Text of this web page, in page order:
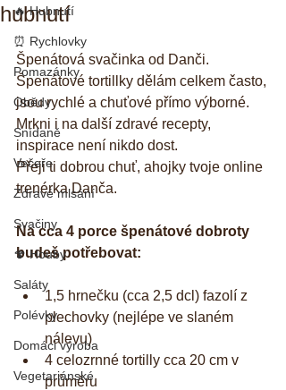
🔥 Hubnutí
⏰ Rychlovky
Pomazánky
Obědy
Snídaně
Večeře
Zdravé mlsání
Svačiny
🍄 Houby
Saláty
Polévky
Domáci výroba
Vegetariánské
hubnutí
Špenátová svačinka od Danči.
Špenátové tortillky dělám celkem často,
jsou rychlé a chuťové přímo výborné.
Mrkni i na další zdravé recepty,
inspirace není nikdo dost.
Přeji ti dobrou chuť, ahojky tvoje online
trenérka Danča.
Na cca 4 porce špenátové dobroty
budeš potřebovat:
1,5 hrnečku (cca 2,5 dcl) fazolí z
plechovky (nejlépe ve slaném
nálevu)
4 celozrnné tortilly cca 20 cm v
průměru